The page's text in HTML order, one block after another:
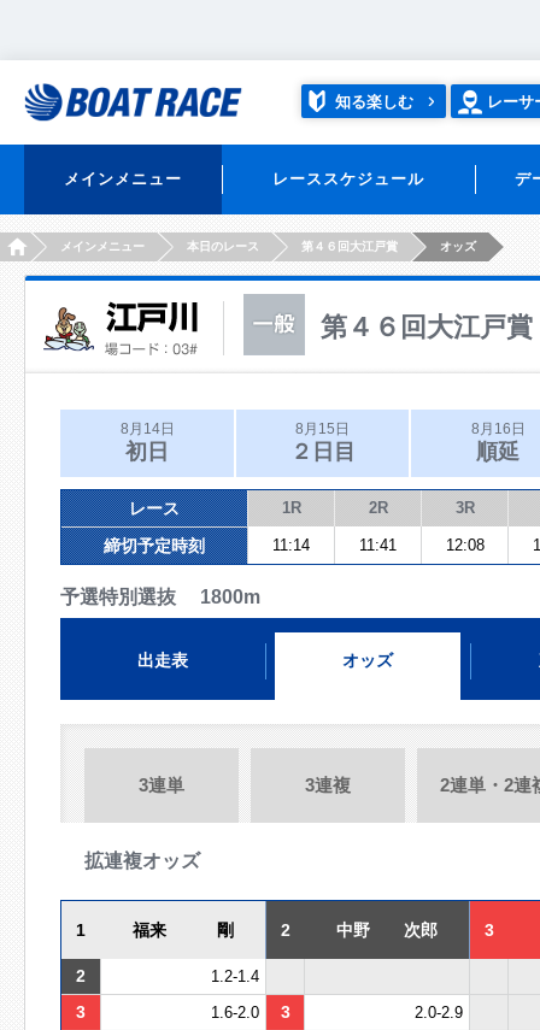
知る楽しむ レーサ
メインメニュー レーススケジュール デ
HOMEメインメニュー 本日のレース 第４６回大江戸賞 オッズ
第４６回大江戸賞
8月14日
初日
8月15日
２日目
8月16日
順延
レース 1R 2R 3R
締切予定時刻 11:14 11:41 12:08
予選特別選抜 1800m
出走表 オッズ
3連単 3連複 2連単・2連
拡連複オッズ
1 福来 剛 2 中野 次郎 3
2 1.2-1.4
3 1.6-2.0 3 2.0-2.9